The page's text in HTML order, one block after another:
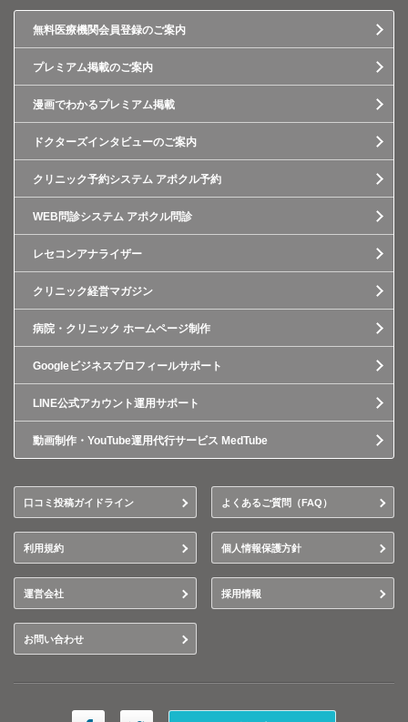
無料医療機関会員登録のご案内
プレミアム掲載のご案内
漫画でわかるプレミアム掲載
ドクターズインタビューのご案内
クリニック予約システム アポクル予約
WEB問診システム アポクル問診
レセコンアナライザー
クリニック経営マガジン
病院・クリニック ホームページ制作
Googleビジネスプロフィールサポート
LINE公式アカウント運用サポート
動画制作・YouTube運用代行サービス MedTube
口コミ投稿ガイドライン よくあるご質問（FAQ）
利用規約 個人情報保護方針
運営会社 採用情報
お問い合わせ